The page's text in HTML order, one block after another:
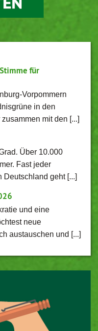
für
Vorpommern
in den
mit den [...]
Über 10.000
Fast jeder
Deutschland geht [...]
und eine
neue
austauschen und [...]